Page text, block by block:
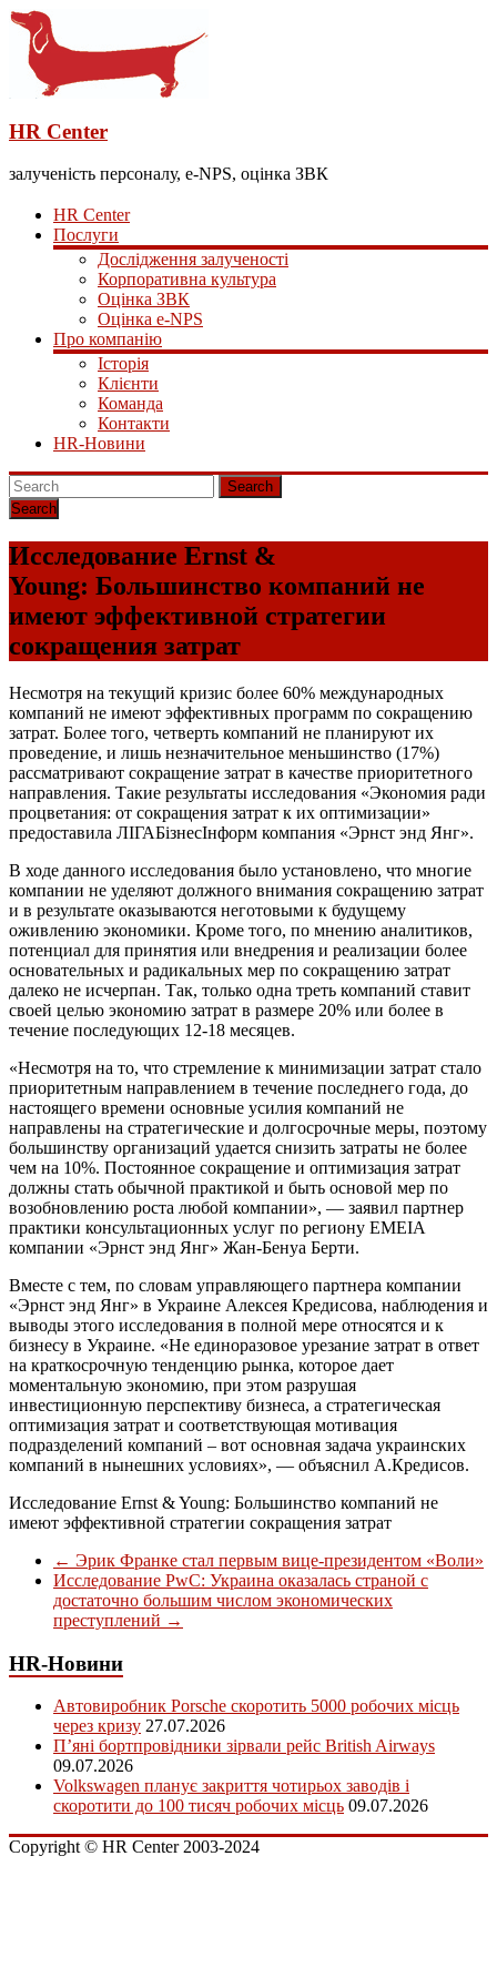
HR Center
залученість персоналу, e-NPS, оцінка ЗВК
HR Center
Послуги
Дослідження залученості
Корпоративна культура
Оцінка ЗВК
Оцінка e-NPS
Про компанію
Історія
Клієнти
Команда
Контакти
HR-Новини
Search
Исследование Ernst &
Young: Большинство компаний не
имеют эффективной стратегии
сокращения затрат
Несмотря на текущий кризис более 60% международных
компаний не имеют эффективных программ по сокращению
затрат. Более того, четверть компаний не планируют их
проведение, и лишь незначительное меньшинство (17%)
рассматривают сокращение затрат в качестве приоритетного
направления. Такие результаты исследования «Экономия ради
процветания: от сокращения затрат к их оптимизации»
предоставила ЛІГАБізнесІнформ компания «Эрнст энд Янг».
В ходе данного исследования было установлено, что многие
компании не уделяют должного внимания сокращению затрат
и в результате оказываются неготовыми к будущему
оживлению экономики. Кроме того, по мнению аналитиков,
потенциал для принятия или внедрения и реализации более
основательных и радикальных мер по сокращению затрат
далеко не исчерпан. Так, только одна треть компаний ставит
своей целью экономию затрат в размере 20% или более в
течение последующих 12-18 месяцев.
«Несмотря на то, что стремление к минимизации затрат стало
приоритетным направлением в течение последнего года, до
настоящего времени основные усилия компаний не
направлены на стратегические и долгосрочные меры, поэтому
большинству организаций удается снизить затраты не более
чем на 10%. Постоянное сокращение и оптимизация затрат
должны стать обычной практикой и быть основой мер по
возобновлению роста любой компании», — заявил партнер
практики консультационных услуг по региону EMEIA
компании «Эрнст энд Янг» Жан-Бенуа Берти.
Вместе с тем, по словам управляющего партнера компании
«Эрнст энд Янг» в Украине Алексея Кредисова, наблюдения и
выводы этого исследования в полной мере относятся и к
бизнесу в Украине. «Не единоразовое урезание затрат в ответ
на краткосрочную тенденцию рынка, которое дает
моментальную экономию, при этом разрушая
инвестиционную перспективу бизнеса, а стратегическая
оптимизация затрат и соответствующая мотивация
подразделений компаний – вот основная задача украинских
компаний в нынешних условиях», — объяснил А.Кредисов.
Исследование Ernst & Young: Большинство компаний не
имеют эффективной стратегии сокращения затрат
← Эрик Франке стал первым вице-президентом «Воли»
Исследование PwC: Украина оказалась страной с
достаточно большим числом экономических
преступлений →
HR-Новини
Автовиробник Porsche скоротить 5000 робочих місць
через кризу 27.07.2026
П’яні бортпровідники зірвали рейс British Airways
09.07.2026
Volkswagen планує закриття чотирьох заводів і
скоротити до 100 тисяч робочих місць 09.07.2026
Copyright © HR Center 2003-2024